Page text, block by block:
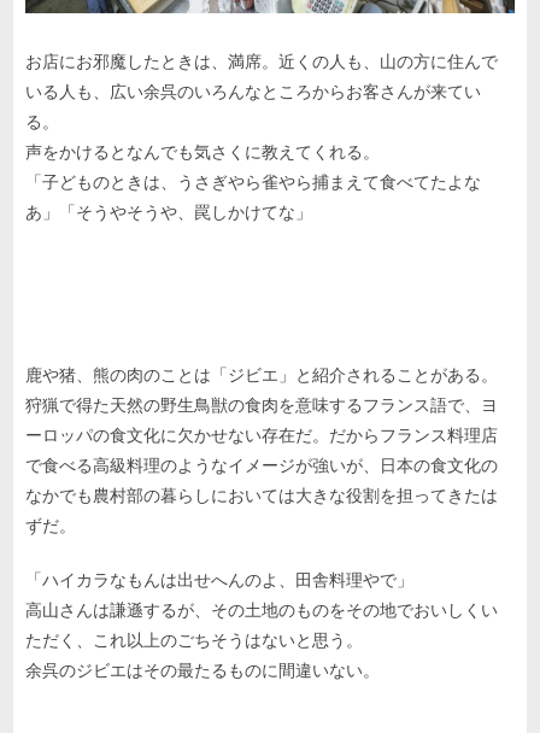
お店にお邪魔したときは、満席。近くの人も、山の方に住んで
いる人も、広い余呉のいろんなところからお客さんが来てい
る。
声をかけるとなんでも気さくに教えてくれる。
「子どものときは、うさぎやら雀やら捕まえて食べてたよな
あ」「そうやそうや、罠しかけてな」
鹿や猪、熊の肉のことは「ジビエ」と紹介されることがある。
狩猟で得た天然の野生鳥獣の食肉を意味するフランス語で、ヨ
ーロッパの食文化に欠かせない存在だ。だからフランス料理店
で食べる高級料理のようなイメージが強いが、日本の食文化の
なかでも農村部の暮らしにおいては大きな役割を担ってきたは
ずだ。
「ハイカラなもんは出せへんのよ、田舎料理やで」
高山さんは謙遜するが、その土地のものをその地でおいしくい
ただく、これ以上のごちそうはないと思う。
余呉のジビエはその最たるものに間違いない。